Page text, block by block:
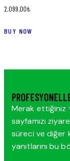
2.099,00₺
BUY NOW
Merak ettiğiniz
sayfamızı
süreci ve diğer
yanıtlarını bu